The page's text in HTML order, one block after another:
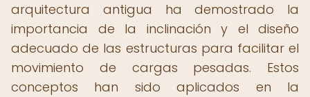
arquitectura antigua ha demostrado la
importancia de la inclinación y el diseño
adecuado de las estructuras para facilitar el
movimiento de cargas pesadas. Estos
conceptos han sido aplicados en la